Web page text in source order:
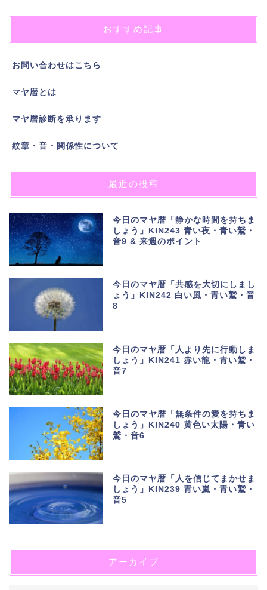
おすすめ記事
お問い合わせはこちら
マヤ暦とは
マヤ暦診断を承ります
紋章・音・関係性について
最近の投稿
今日のマヤ暦「静かな時間を持ちま
しょう」KIN243 青い夜・青い鷲・
音9 & 来週のポイント
今日のマヤ暦「共感を大切にしまし
ょう」KIN242 白い風・青い鷲・音
8
今日のマヤ暦「人より先に行動しま
しょう」KIN241 赤い龍・青い鷲・
音7
今日のマヤ暦「無条件の愛を持ちま
しょう」KIN240 黄色い太陽・青い
鷲・音6
今日のマヤ暦「人を信じてまかせま
しょう」KIN239 青い嵐・青い鷲・
音5
アーカイブ